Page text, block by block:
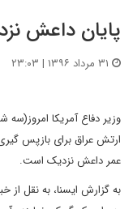
پایان داعش
وزیر دفاع آمریکا امروز(سه
ارتش عراق برای بازپس
عمر داعش نزدیک است.
به گزارش ایسنا، به نقل از